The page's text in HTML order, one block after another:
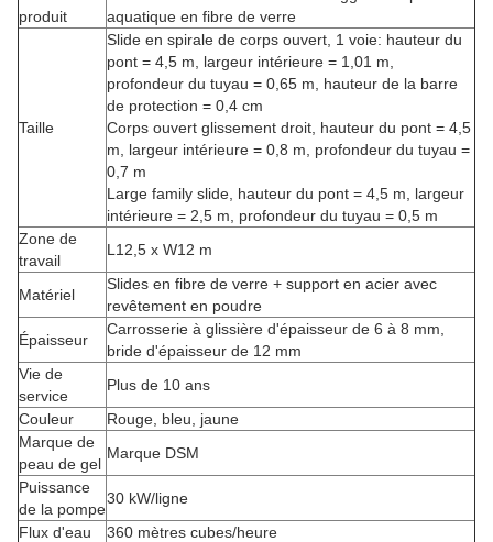
produit
aquatique en fibre de verre
Taille
Slide en spirale de corps ouvert, 1 voie: hauteur du
pont = 4,5 m, largeur intérieure = 1,01 m,
profondeur du tuyau = 0,65 m, hauteur de la barre
de protection = 0,4 cm
Corps ouvert glissement droit, hauteur du pont = 4,5
m, largeur intérieure = 0,8 m, profondeur du tuyau =
0,7 m
Large family slide, hauteur du pont = 4,5 m, largeur
intérieure = 2,5 m, profondeur du tuyau = 0,5 m
Zone de
travail
L12,5 x W12 m
Matériel
Slides en fibre de verre + support en acier avec
revêtement en poudre
Épaisseur
Carrosserie à glissière d'épaisseur de 6 à 8 mm,
bride d'épaisseur de 12 mm
Vie de
service
Plus de 10 ans
Couleur
Rouge, bleu, jaune
Marque de
peau de gel
Marque DSM
Puissance
de la pompe
30 kW/ligne
Flux d'eau
360 mètres cubes/heure